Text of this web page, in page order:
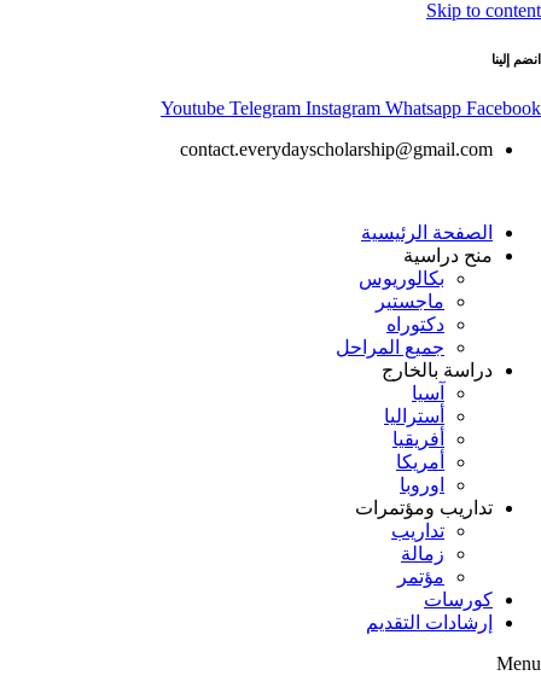
Skip to content
انضم إلينا
Youtube Telegram Instagram Whatsapp Facebook
contact.everydayscholarship@gmail.com
الصفحة الرئيسية
منح دراسية
بكالوريوس
ماجستير
دكتوراه
جميع المراحل
دراسة بالخارج
آسيا
أستراليا
أفريقيا
أمريكا
اوروبا
تداريب ومؤتمرات
تداريب
زمالة
مؤتمر
كورسات
إرشادات التقديم
Menu